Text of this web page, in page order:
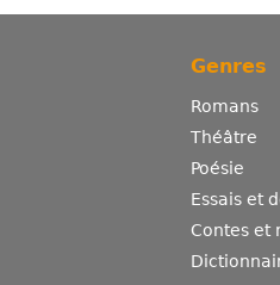
Genres
Romans
Théâtre
Poésie
Essais et
Contes et